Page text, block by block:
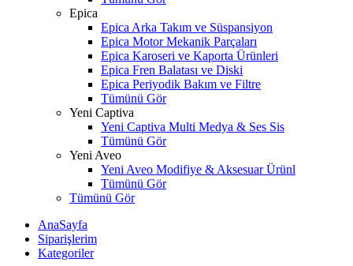
Epica
Epica Arka Takım ve Süspansiyon
Epica Motor Mekanik Parçaları
Epica Karoseri ve Kaporta Ürünleri
Epica Fren Balatası ve Diski
Epica Periyodik Bakım ve Filtre
Tümünü Gör
Yeni Captiva
Yeni Captiva Multi Medya & Ses Sis
Tümünü Gör
Yeni Aveo
Yeni Aveo Modifiye & Aksesuar Ürünl
Tümünü Gör
Tümünü Gör
AnaSayfa
Siparişlerim
Kategoriler